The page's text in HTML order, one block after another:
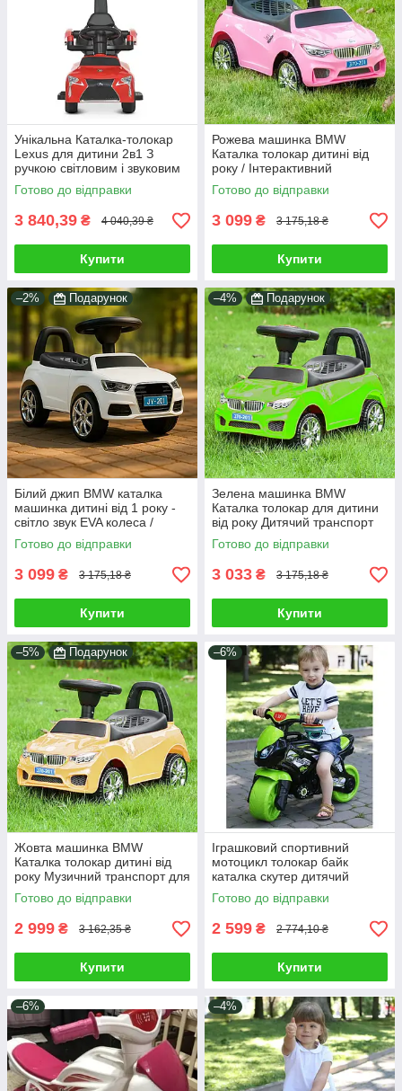
Унікальна Каталка-толокар
Lexus для дитини 2в1 З
ручкою світловим і звуковим
ефектами Червона машина
Лексус
Готово до відправки
3 840,39 ₴ 4 040,39 ₴
Купити
Рожева машинка BMW
Каталка толокар дитині від
року / Інтерактивний
транспорт для катання на
вулиці Світло музика
Готово до відправки
3 099 ₴ 3 175,18 ₴
Купити
–2% Подарунок
Білий джип BMW каталка
машинка дитині від 1 року -
світло звук EVA колеса /
Дитячий толокар автомобіль
для вулиці
Готово до відправки
3 099 ₴ 3 175,18 ₴
Купити
–4% Подарунок
Зелена машинка BMW
Каталка толокар для дитини
від року Дитячий транспорт
для розвитку моторики Світло
звук EVA
Готово до відправки
3 033 ₴ 3 175,18 ₴
Купити
–5% Подарунок
Жовта машинка BMW
Каталка толокар дитині від
року Музичний транспорт для
раннього розвитку Світло
мелодії EVA
Готово до відправки
2 999 ₴ 3 162,35 ₴
Купити
–6%
Іграшковий спортивний
мотоцикл толокар байк
каталка скутер дитячий
транспорт велобіг великі
колеса звук світло
Готово до відправки
2 599 ₴ 2 774,10 ₴
Купити
–6% –4%